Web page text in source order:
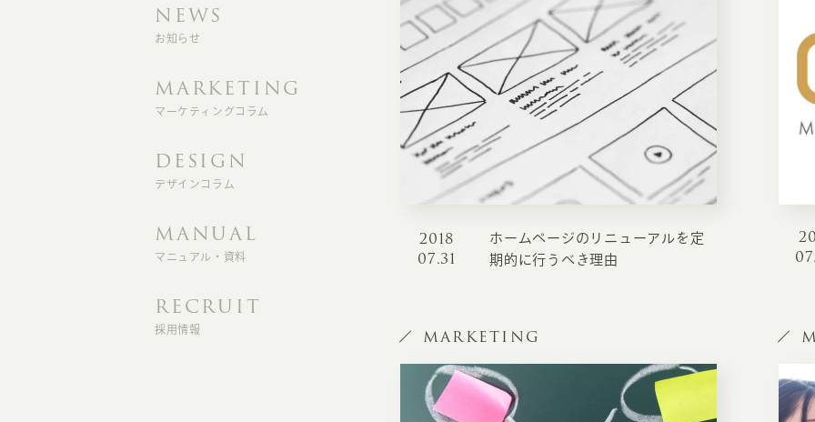
NEWS
お知らせ
MARKETING
マーケティングコラム
DESIGN
デザインコラム
MANUAL
マニュアル・資料
RECRUIT
採用情報
2018
07.31
ホームページのリニューアルを定
期的に行うべき理由
MARKETING